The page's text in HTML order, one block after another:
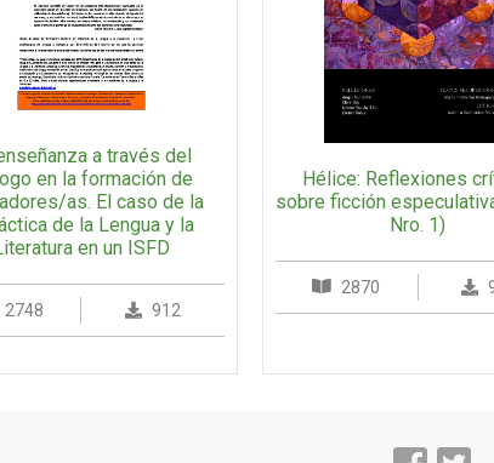
a través del
en la formación de
as. El caso de la
de la Lengua y la
en un ISFD
2748 912
Hélice: Reflexiones
sobre ficción
Nro. 1)
2870